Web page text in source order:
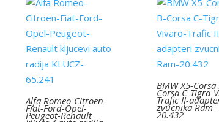
Alfa Romeo-Citroen-
Fiat-Ford-Opel-
Peugeot-Renault
BMW X5-Corsa
Corsa C-Tigra-
Trafic II-
zvucnika Ram-
20.432